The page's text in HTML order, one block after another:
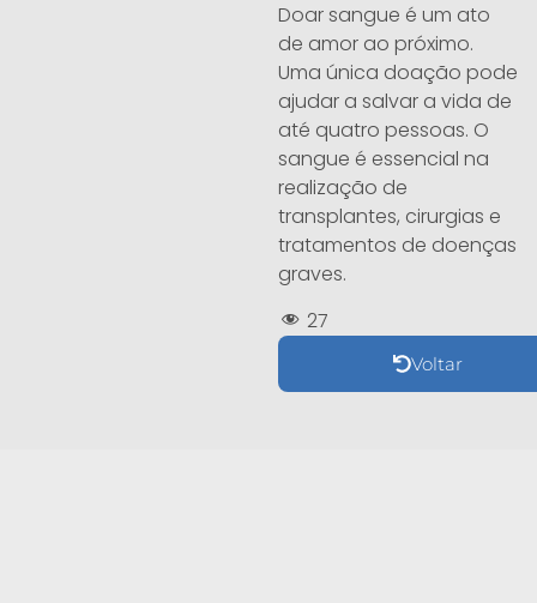
Doar sangue é um ato
de amor ao próximo.
Uma única doação pode
ajudar a salvar a vida de
até quatro pessoas. O
sangue é essencial na
realização de
transplantes, cirurgias e
tratamentos de doenças
graves.
27
Voltar